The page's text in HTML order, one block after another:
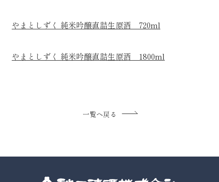
やまとしずく 純米吟醸直詰生原酒 720ml
やまとしずく 純米吟醸直詰生原酒 1800ml
一覧へ戻る